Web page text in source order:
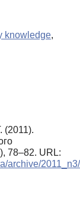
knowledge,
(2011).
78–82. URL:
archive/